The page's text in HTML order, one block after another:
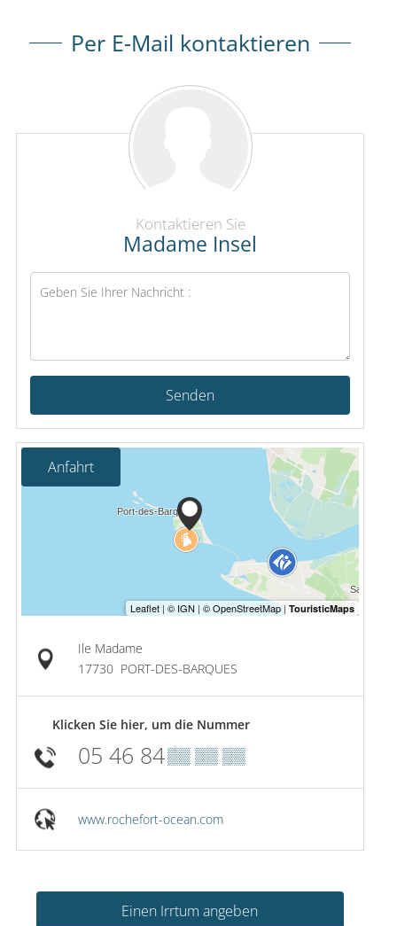
Per E-Mail kontaktieren
Kontaktieren Sie
Madame Insel
Senden
Anfahrt
Ile Madame
17730 PORT-DES-BARQUES
Klicken Sie hier, um die Nummer
05 46 84▒▒ ▒▒ ▒▒
www.rochefort-ocean.com
Einen Irrtum angeben